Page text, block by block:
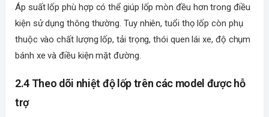
Áp suất lốp phù hợp có thể giúp lốp mòn đều hơn trong điều
kiện sử dụng thông thường. Tuy nhiên, tuổi thọ lốp còn phụ
thuộc vào chất lượng lốp, tải trọng, thói quen lái xe, độ chụm
bánh xe và điều kiện mặt đường.
2.4 Theo dõi nhiệt độ lốp trên các model được hỗ
trợ